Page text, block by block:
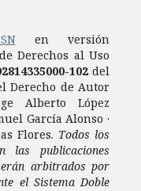
en versión
Derechos al Uso
102del
Derecho de Autor
Alberto López
García Alonso ·
Flores. Todos los
las publicaciones
arbitrados por
el Sistema Doble